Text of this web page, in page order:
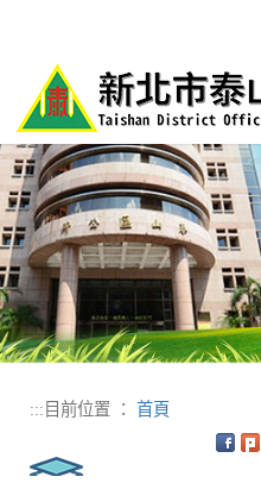
::: 目前位置 ： 首頁